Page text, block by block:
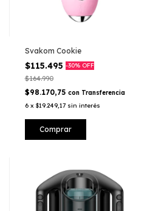
Svakom Cookie
$115.495 -30% OFF
$164.990
$98.170,75 con Transferencia
6 x $19.249,17 sin interés